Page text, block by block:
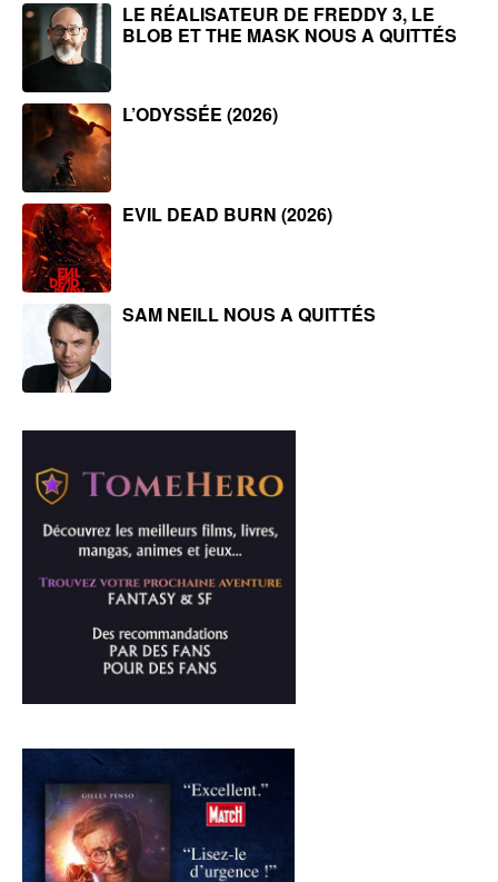
LE RÉALISATEUR DE FREDDY 3, LE
BLOB ET THE MASK NOUS A QUITTÉS
L’ODYSSÉE (2026)
EVIL DEAD BURN (2026)
SAM NEILL NOUS A QUITTÉS